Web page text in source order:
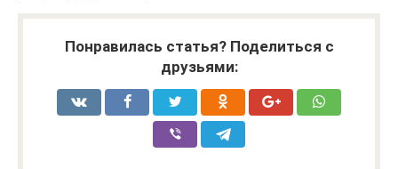
Понравилась статья? Поделиться с
друзьями: